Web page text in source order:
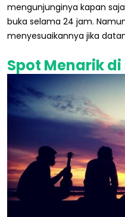
mengunjunginya kapan
buka selama 24 jam.
menyesuaikannya jika
Spot Menarik